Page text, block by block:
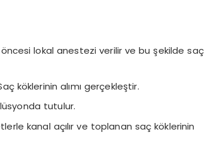
lokal anestezi verilir ve bu şekilde saç
köklerinin alımı gerçekleştir.
tutulur.
kanal açılır ve toplanan saç köklerinin